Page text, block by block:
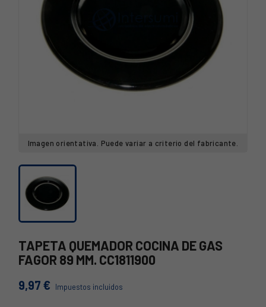
Imagen orientativa. Puede variar a criterio del fabricante.
TAPETA QUEMADOR COCINA DE GAS
FAGOR 89 MM. CC1811900
9,97 € Impuestos incluidos